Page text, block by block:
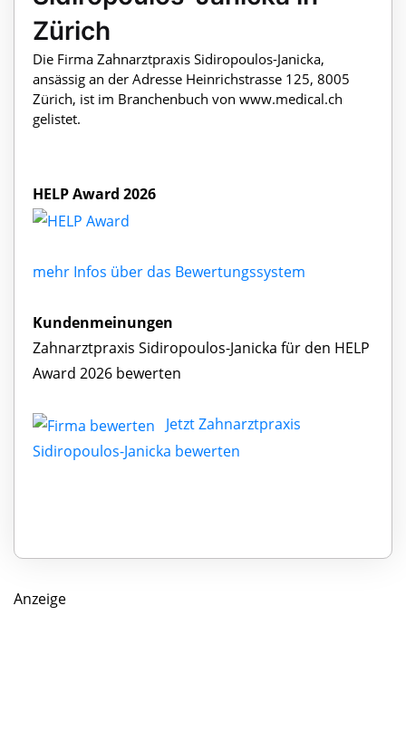
Zürich
Die Firma Zahnarztpraxis Sidiropoulos-Janicka,
ansässig an der Adresse Heinrichstrasse 125, 8005
Zürich, ist im Branchenbuch von www.medical.ch
gelistet.
HELP Award 2026
mehr Infos über das Bewertungssystem
Kundenmeinungen
Zahnarztpraxis Sidiropoulos-Janicka für den HELP
Award 2026 bewerten
Jetzt Zahnarztpraxis
Sidiropoulos-Janicka bewerten
Anzeige